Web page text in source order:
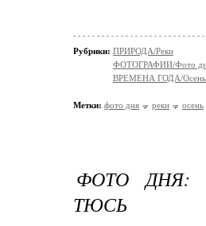
Рубрики: ПРИРОДА/Реки
ФОТОГРАФИИ/Фото
ВРЕМЕНА ГОДА/Осень
Метки: фото дня реки осень
ФОТО ДНЯ:
ТЮСЬ